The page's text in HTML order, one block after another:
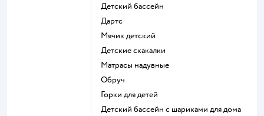
Детский бассейн
Дартс
Мячик детский
Детские скакалки
Матрасы надувные
Обруч
Горки для детей
Детский бассейн с шариками для дома